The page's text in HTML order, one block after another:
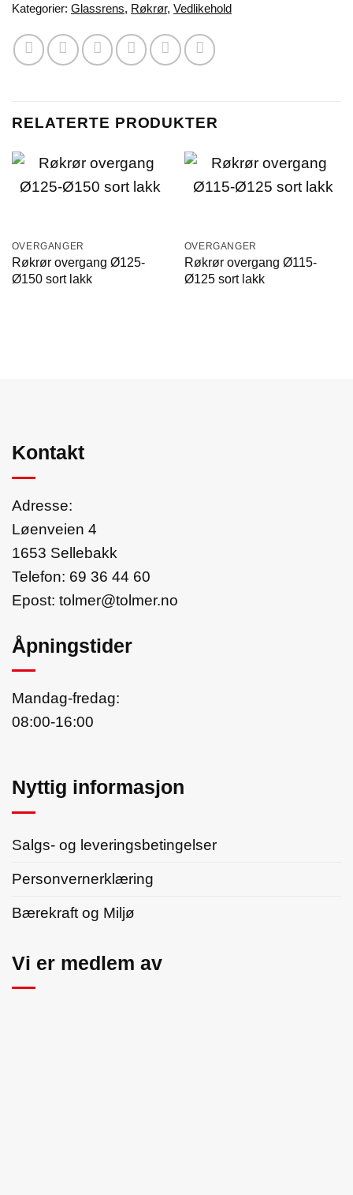
Kategorier: Glassrens, Røkrør, Vedlikehold
RELATERTE PRODUKTER
OVERGANGER
Røkrør overgang Ø125-
Ø150 sort lakk
OVERGANGER
Røkrør overgang Ø115-
Ø125 sort lakk
Kontakt
Adresse:
Løenveien 4
1653 Sellebakk
Telefon: 69 36 44 60
Epost: tolmer@tolmer.no
Åpningstider
Mandag-fredag:
08:00-16:00
Nyttig informasjon
Salgs- og leveringsbetingelser
Personvernerklæring
Bærekraft og Miljø
Vi er medlem av